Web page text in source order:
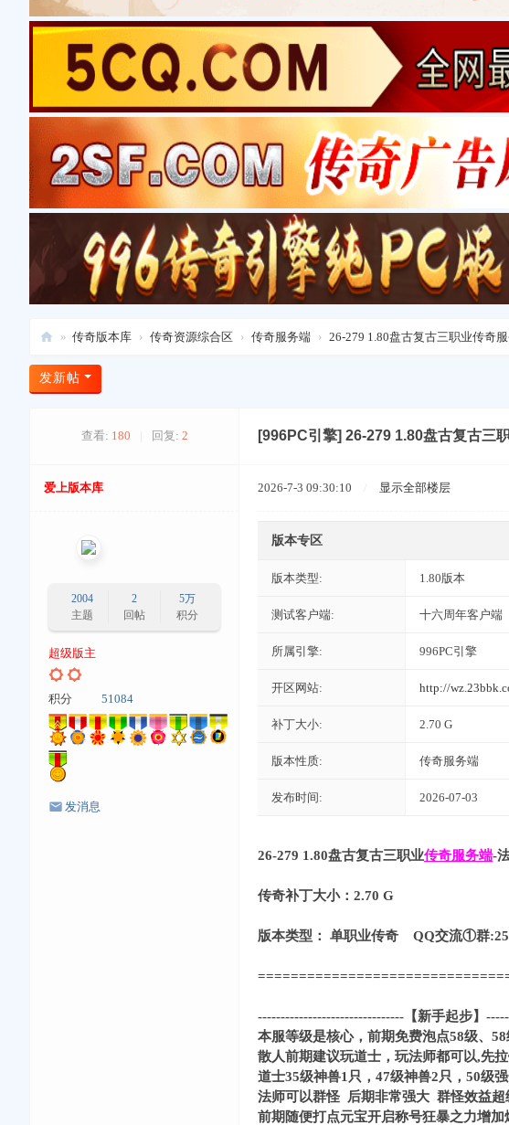
爱
上
» 传奇版本库 › 传奇资源综合区 › 传奇服务端 › 26-279 1.80盘古复古三职业传奇
发新帖
查看: 180 回复: 2 [996PC引擎] 26-279 1.80盘古复古三
爱上版本库
2004
主题
2
回帖
5万
积分
超级版主
积分 51084
发消息
2026-7-3 09:30:10 显示全部楼层
版本专区
版本类型: 1.80版本
测试客户端: 十六周年客户端
所属引擎: 996PC引擎
开区网站: http://
补丁大小: 2.70 G
版本性质: 传奇服务端
发布时间: 2026-07-03
26-279 1.80盘古复古三职业传奇服务端-
传奇补丁大小：2.70 G
版本类型： 单职业传奇 QQ交流①群
--------------------------------【新手起步】
本服等级是核心，前期免费泡点58级、
散人前期建议玩道士，玩法师都可以,先
道士35级神兽1只，47级神兽2只，50级
法师可以群怪 后期非常强大 群怪效益超
前期随便打点元宝开启称号狂暴之力增